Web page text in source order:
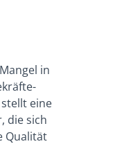
in
eine
die sich
Qualität